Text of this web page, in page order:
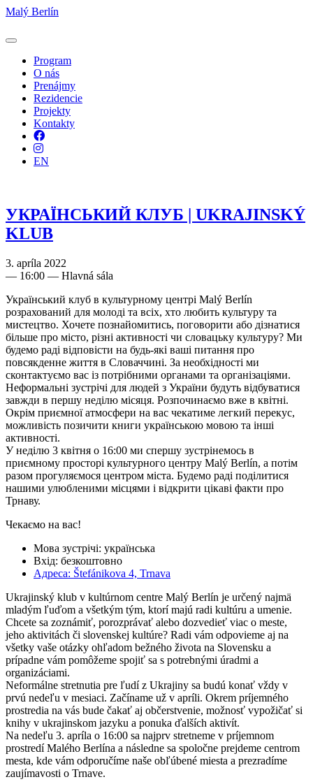
Malý Berlín
Program
O nás
Prenájmy
Rezidencie
Projekty
Kontakty
Facebook
Instagram
EN
УКРАЇНСЬКИЙ КЛУБ | UKRAJINSKÝ
KLUB
3. apríla 2022
— 16:00 — Hlavná sála
Український клуб в культурному центрі Malý Berlín
розрахований для молоді та всіх, хто любить культуру та
мистецтво. Хочете познайомитись, поговорити або дізнатися
більше про місто, різні активності чи словацьку культуру? Ми
будемо раді відповісти на будь-які ваші питання про
повсякденне життя в Словаччині. За необхідності ми
сконтактуємо вас із потрібними органами та організаціями.
Неформальні зустрічі для людей з України будуть відбуватися
завжди в першу неділю місяця. Розпочинаємо вже в квітні.
Окрім приємної атмосфери на вас чекатиме легкий перекус,
можливість позичити книги українською мовою та інші
активності.
У неділю 3 квітня о 16:00 ми спершу зустрінемось в
приємному просторі культурного центру Malý Berlín, а потім
разом прогуляємося центром міста. Будемо раді поділитися
нашими улюбленими місцями і відкрити цікаві факти про
Трнаву.
Чекаємо на вас!
Мова зустрічі: українська
Вхід: безкоштовно
Адреса: Štefánikova 4, Trnava
Ukrajinský klub v kultúrnom centre Malý Berlín je určený najmä
mladým ľuďom a všetkým tým, ktorí majú radi kultúru a umenie.
Chcete sa zoznámiť, porozprávať alebo dozvedieť viac o meste,
jeho aktivitách či slovenskej kultúre? Radi vám odpovieme aj na
všetky vaše otázky ohľadom bežného života na Slovensku a
prípadne vám pomôžeme spojiť sa s potrebnými úradmi a
organizáciami.
Neformálne stretnutia pre ľudí z Ukrajiny sa budú konať vždy v
prvú nedeľu v mesiaci. Začíname už v apríli. Okrem príjemného
prostredia na vás bude čakať aj občerstvenie, možnosť vypožičať si
knihy v ukrajinskom jazyku a ponuka ďalších aktivít.
Na nedeľu 3. apríla o 16:00 sa najprv stretneme v príjemnom
prostredí Malého Berlína a následne sa spoločne prejdeme centrom
mesta, kde vám odporučíme naše obľúbené miesta a prezradíme
zaujímavosti o Trnave.